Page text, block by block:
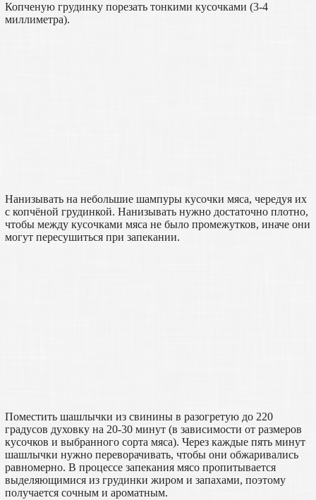
Копченую грудинку порезать тонкими кусочками (3-4
миллиметра).
Нанизывать на небольшие шампуры кусочки мяса, чередуя их
с копчёной грудинкой. Нанизывать нужно достаточно плотно,
чтобы между кусочками мяса не было промежутков, иначе они
могут пересушиться при запекании.
Поместить шашлычки из свинины в разогретую до 220
градусов духовку на 20-30 минут (в зависимости от размеров
кусочков и выбранного сорта мяса). Через каждые пять минут
шашлычки нужно переворачивать, чтобы они обжаривались
равномерно. В процессе запекания мясо пропитывается
выделяющимися из грудинки жиром и запахами, поэтому
получается сочным и ароматным.